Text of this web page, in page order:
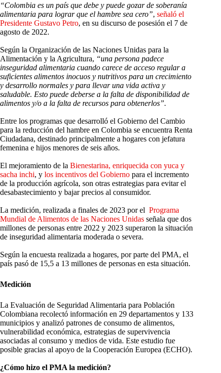
“Colombia es un país que debe y puede gozar de soberanía
alimentaria para lograr que el hambre sea cero”, señaló el
Presidente Gustavo Petro, en su discurso de posesión el 7 de
agosto de 2022.
Según la Organización de las Naciones Unidas para la
Alimentación y la Agricultura, “una persona padece
inseguridad alimentaria cuando carece de acceso regular a
suficientes alimentos inocuos y nutritivos para un crecimiento
y desarrollo normales y para llevar una vida activa y
saludable. Esto puede deberse a la falta de disponibilidad de
alimentos y/o a la falta de recursos para obtenerlos”.
Entre los programas que desarrolló el Gobierno del Cambio
para la reducción del hambre en Colombia se encuentra Renta
Ciudadana, destinado principalmente a hogares con jefatura
femenina e hijos menores de seis años.
El mejoramiento de la Bienestarina, enriquecida con yuca y
sacha inchi, y los incentivos del Gobierno para el incremento
de la producción agrícola, son otras estrategias para evitar el
desabastecimiento y bajar precios al consumidor.
La medición, realizada a finales de 2023 por el Programa
Mundial de Alimentos de las Naciones Unidas señala que dos
millones de personas entre 2022 y 2023 superaron la situación
de inseguridad alimentaria moderada o severa.
Según la encuesta realizada a hogares, por parte del PMA, el
país pasó de 15,5 a 13 millones de personas en esta situación.
Medición
La Evaluación de Seguridad Alimentaria para Población
Colombiana recolectó información en 29 departamentos y 133
municipios y analizó patrones de consumo de alimentos,
vulnerabilidad económica, estrategias de supervivencia
asociadas al consumo y medios de vida. Este estudio fue
posible gracias al apoyo de la Cooperación Europea (ECHO).
¿Cómo hizo el PMA la medición?